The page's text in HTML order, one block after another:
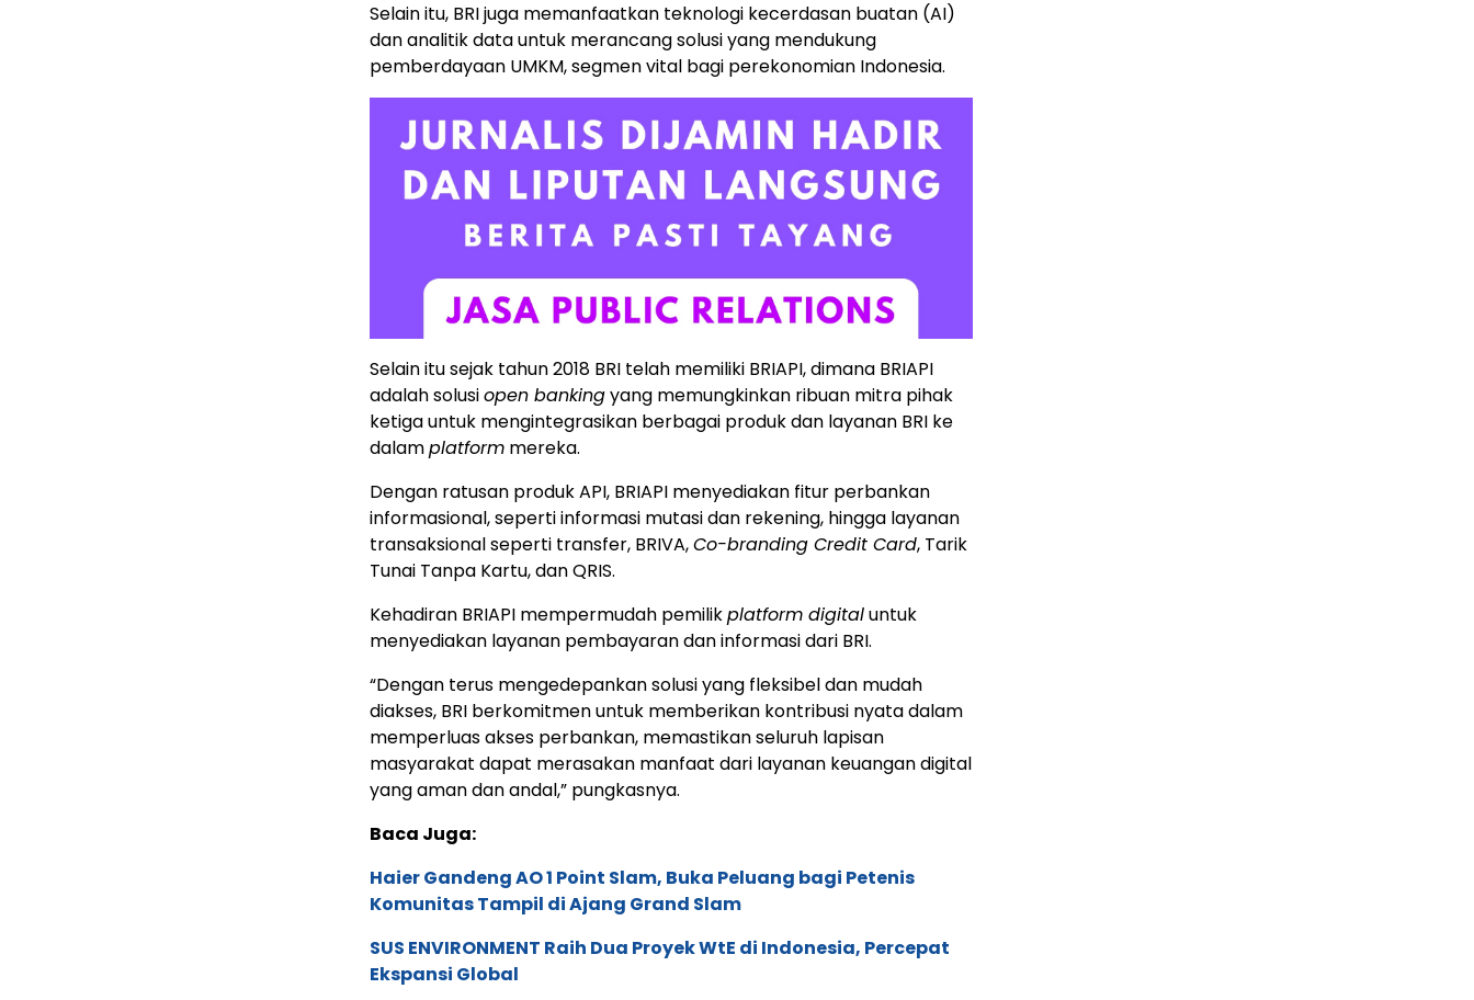
Selain itu, BRI juga memanfaatkan teknologi kecerdasan buatan (AI)
dan analitik data untuk merancang solusi yang mendukung
pemberdayaan UMKM, segmen vital bagi perekonomian Indonesia.
Selain itu sejak tahun 2018 BRI telah memiliki BRIAPI, dimana BRIAPI
adalah solusiopen bankingyang memungkinkan ribuan mitra pihak
ketiga untuk mengintegrasikan berbagai produk dan layanan BRI ke
dalamplatform mereka.
Dengan ratusan produk API, BRIAPI menyediakan fitur perbankan
informasional, seperti informasi mutasi dan rekening, hingga layanan
transaksional seperti transfer, BRIVA,Co-branding Credit Card, Tarik
Tunai Tanpa Kartu, dan QRIS.
Kehadiran BRIAPI mempermudah pemilikplatform digitaluntuk
menyediakan layanan pembayaran dan informasi dari BRI.
“Dengan terus mengedepankan solusi yang fleksibel dan mudah
diakses, BRI berkomitmen untuk memberikan kontribusi nyata dalam
memperluas akses perbankan, memastikan seluruh lapisan
masyarakat dapat merasakan manfaat dari layanan keuangan digital
yang aman dan andal,” pungkasnya.
Baca Juga:
Haier Gandeng AO 1 Point Slam, Buka Peluang bagi Petenis
Komunitas Tampil di Ajang Grand Slam
SUS ENVIRONMENT Raih Dua Proyek WtE di Indonesia, Percepat
Ekspansi Global